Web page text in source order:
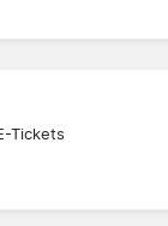
Tickets